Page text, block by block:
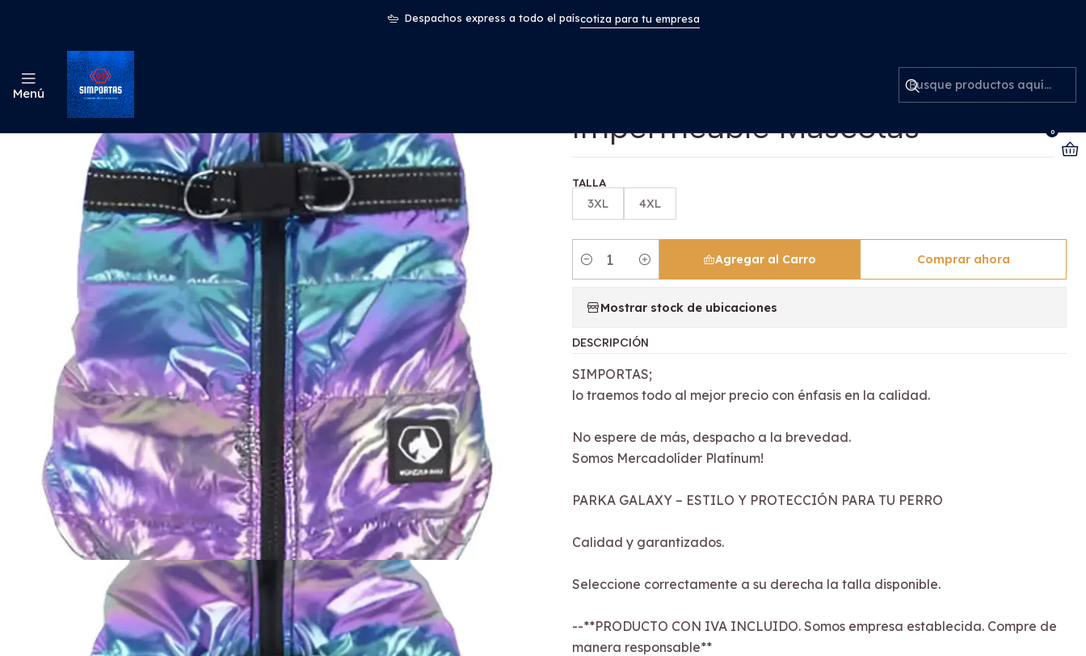
Menú
0
Despachos express a todo el paíscotiza para tu empresa
Mascotas Parka Perro Extragrande Galaxy Impermeable Mascotas
Parka Perro Extragrande Galaxy
Impermeable Mascotas
TALLA
3XL 4XL
Cantidad
Agregar al Carro Comprar ahora
Mostrar stock de ubicaciones
DESCRIPCIÓN
SIMPORTAS;
lo traemos todo al mejor precio con énfasis en la calidad.
No espere de más, despacho a la brevedad.
Somos Mercadolíder Platínum!
PARKA GALAXY – ESTILO Y PROTECCIÓN PARA TU PERRO
Calidad y garantizados.
Seleccione correctamente a su derecha la talla disponible.
--**PRODUCTO CON IVA INCLUIDO. Somos empresa establecida. Compre de
manera responsable**